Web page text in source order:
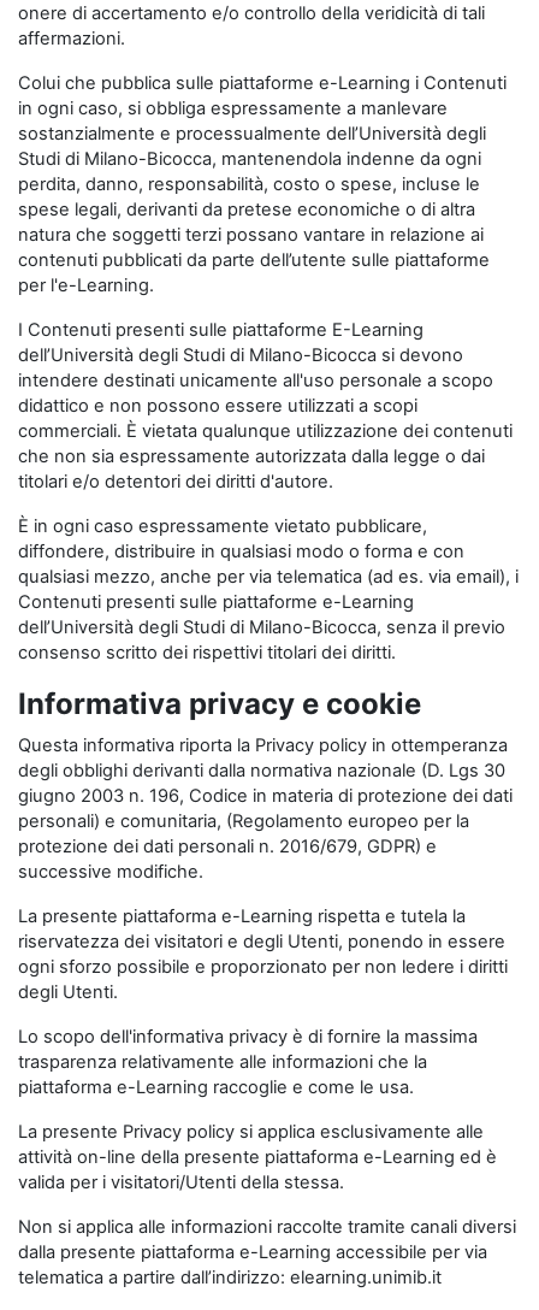
onere di accertamento e/o controllo della veridicità di tali
affermazioni.
Colui che pubblica sulle piattaforme e-Learning i Contenuti
in ogni caso, si obbliga espressamente a manlevare
sostanzialmente e processualmente dell’Università degli
Studi di Milano-Bicocca, mantenendola indenne da ogni
perdita, danno, responsabilità, costo o spese, incluse le
spese legali, derivanti da pretese economiche o di altra
natura che soggetti terzi possano vantare in relazione ai
contenuti pubblicati da parte dell’utente sulle piattaforme
per l'e-Learning.
I Contenuti presenti sulle piattaforme E-Learning
dell’Università degli Studi di Milano-Bicocca si devono
intendere destinati unicamente all'uso personale a scopo
didattico e non possono essere utilizzati a scopi
commerciali. È vietata qualunque utilizzazione dei contenuti
che non sia espressamente autorizzata dalla legge o dai
titolari e/o detentori dei diritti d'autore.
È in ogni caso espressamente vietato pubblicare,
diffondere, distribuire in qualsiasi modo o forma e con
qualsiasi mezzo, anche per via telematica (ad es. via email), i
Contenuti presenti sulle piattaforme e-Learning
dell’Università degli Studi di Milano-Bicocca, senza il previo
consenso scritto dei rispettivi titolari dei diritti.
Informativa privacy e cookie
Questa informativa riporta la Privacy policy in ottemperanza
degli obblighi derivanti dalla normativa nazionale (D. Lgs 30
giugno 2003 n. 196, Codice in materia di protezione dei dati
personali) e comunitaria, (Regolamento europeo per la
protezione dei dati personali n. 2016/679, GDPR) e
successive modifiche.
La presente piattaforma e-Learning rispetta e tutela la
riservatezza dei visitatori e degli Utenti, ponendo in essere
ogni sforzo possibile e proporzionato per non ledere i diritti
degli Utenti.
Lo scopo dell'informativa privacy è di fornire la massima
trasparenza relativamente alle informazioni che la
piattaforma e-Learning raccoglie e come le usa.
La presente Privacy policy si applica esclusivamente alle
attività on-line della presente piattaforma e-Learning ed è
valida per i visitatori/Utenti della stessa.
Non si applica alle informazioni raccolte tramite canali diversi
dalla presente piattaforma e-Learning accessibile per via
telematica a partire dall’indirizzo: elearning.unimib.it